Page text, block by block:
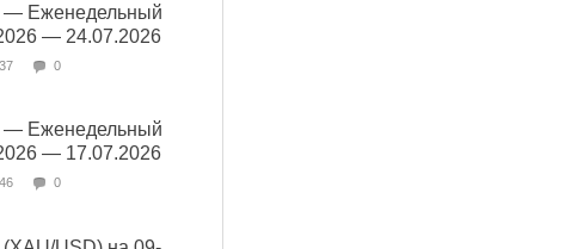
— Еженедельный
— 24.07.2026
37 0
— Еженедельный
— 17.07.2026
46 0